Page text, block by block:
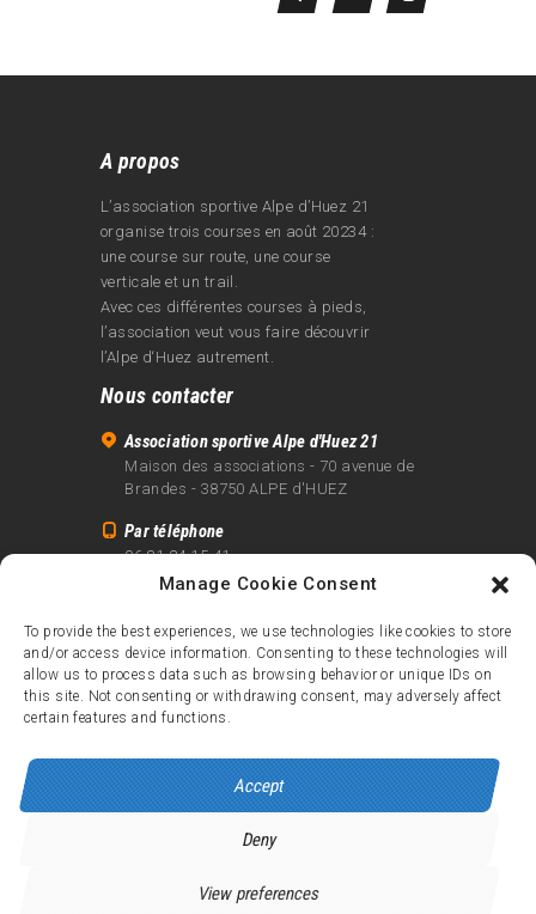
Manage Cookie Consent
To provide the best experiences, we use technologies like cookies to store
and/or access device information. Consenting to these technologies will
allow us to process data such as browsing behavior or unique IDs on
this site. Not consenting or withdrawing consent, may adversely affect
certain features and functions.
Accept
Deny
View preferences
A propos
L’association sportive Alpe d’Huez 21
organise trois courses en août 20234 :
une course sur route, une course
verticale et un trail.
Avec ces différentes courses à pieds,
l’association veut vous faire découvrir
l’Alpe d‘Huez autrement.
Nous contacter
Association sportive Alpe d'Huez 21
Maison des associations - 70 avenue de
Brandes - 38750 ALPE d'HUEZ
Par téléphone
06 81 24 15 41
info@alpe21.fr
Mentions légales
Contact
crédits